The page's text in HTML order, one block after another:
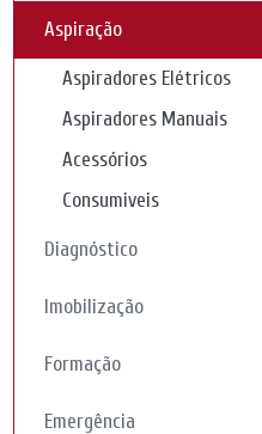
Aspiração
Aspiradores Elétricos
Aspiradores Manuais
Acessórios
Consumiveis
Diagnóstico
Imobilização
Formação
Emergência